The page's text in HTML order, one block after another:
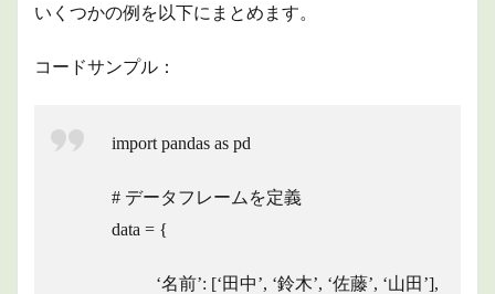
いくつかの例を以下にまとめます。
コードサンプル：
import pandas as pd
# データフレームを定義
data = {
‘名前’: [‘田中’, ‘鈴木’, ‘佐藤’, ‘山田’],